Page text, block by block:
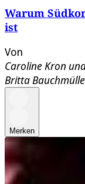
Warum
ist
Von
Caroline Kron
Britta
Merken